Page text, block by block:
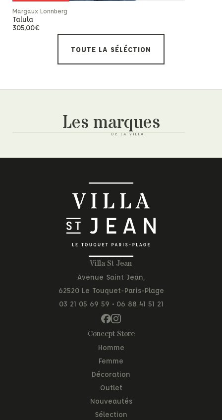
Margaux Lonnberg
Talula
305,00€
TOUTE LA SÉLÉCTION
Les marques
Villa St Jean
Avenue Saint Jean,
62520 Le Touquet-Paris-Plage
03 21 05 69 59 • 06 88 41 51 21
Concept Store
Homme
Femme
Décoration
Outlet
Nouveautés
Sélection